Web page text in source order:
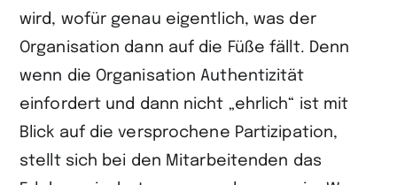
wird, wofür genau eigent­lich, was der
Organisation dann auf die Füße fällt. Denn
wenn die Organisation Authentizität
einfordert und dann nicht „ehrlich“ ist mit
Blick auf die versproche­ne Partizipation,
stellt sich bei den Mitarbeitenden das